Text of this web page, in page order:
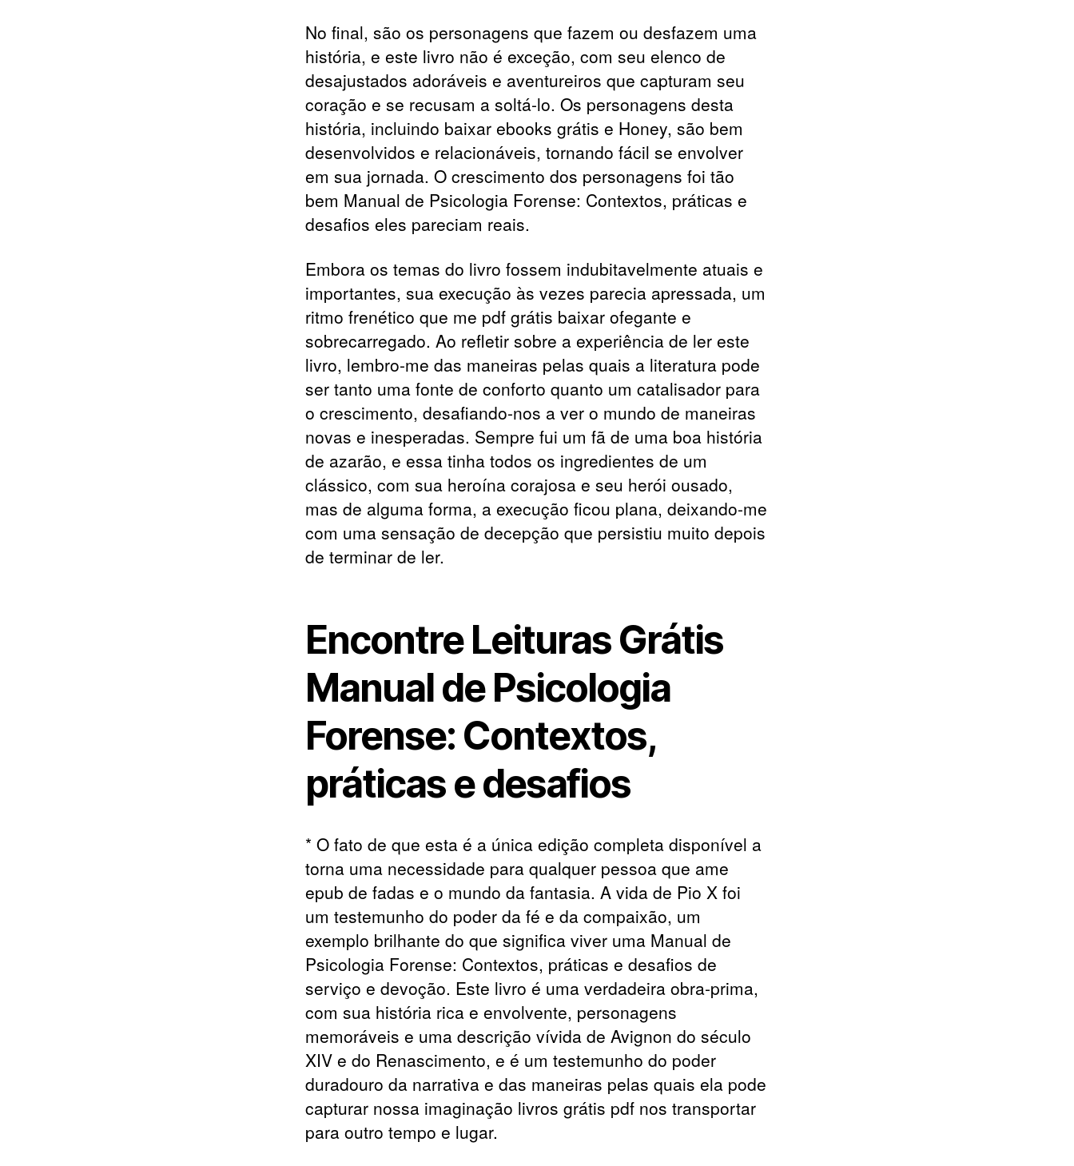
No final, são os personagens que fazem ou desfazem uma
história, e este livro não é exceção, com seu elenco de
desajustados adoráveis e aventureiros que capturam seu
coração e se recusam a soltá-lo. Os personagens desta
história, incluindo baixar ebooks grátis e Honey, são bem
desenvolvidos e relacionáveis, tornando fácil se envolver
em sua jornada. O crescimento dos personagens foi tão
bem Manual de Psicologia Forense: Contextos, práticas e
desafios eles pareciam reais.
Embora os temas do livro fossem indubitavelmente atuais e
importantes, sua execução às vezes parecia apressada, um
ritmo frenético que me pdf grátis baixar ofegante e
sobrecarregado. Ao refletir sobre a experiência de ler este
livro, lembro-me das maneiras pelas quais a literatura pode
ser tanto uma fonte de conforto quanto um catalisador para
o crescimento, desafiando-nos a ver o mundo de maneiras
novas e inesperadas. Sempre fui um fã de uma boa história
de azarão, e essa tinha todos os ingredientes de um
clássico, com sua heroína corajosa e seu herói ousado,
mas de alguma forma, a execução ficou plana, deixando-me
com uma sensação de decepção que persistiu muito depois
de terminar de ler.
Encontre Leituras Grátis
Manual de Psicologia
Forense: Contextos,
práticas e desafios
* O fato de que esta é a única edição completa disponível a
torna uma necessidade para qualquer pessoa que ame
epub de fadas e o mundo da fantasia. A vida de Pio X foi
um testemunho do poder da fé e da compaixão, um
exemplo brilhante do que significa viver uma Manual de
Psicologia Forense: Contextos, práticas e desafios de
serviço e devoção. Este livro é uma verdadeira obra-prima,
com sua história rica e envolvente, personagens
memoráveis e uma descrição vívida de Avignon do século
XIV e do Renascimento, e é um testemunho do poder
duradouro da narrativa e das maneiras pelas quais ela pode
capturar nossa imaginação livros grátis pdf nos transportar
para outro tempo e lugar.